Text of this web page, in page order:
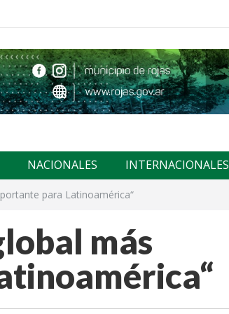
NACIONALES INTERNACIONALES
para Latinoamérica“
más